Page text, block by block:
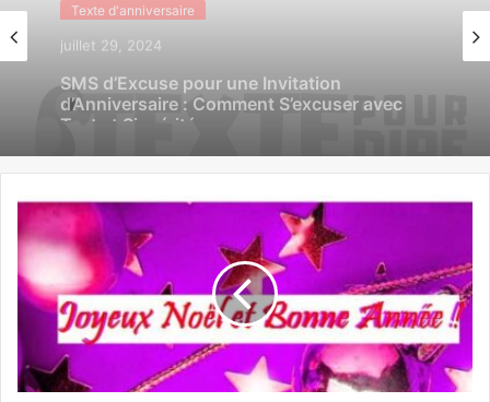
Texte d'anniversaire
juillet 29, 2024
SMS d’Excuse pour une Invitation
d’Anniversaire : Comment S’excuser avec
Tact et Sincérité
Texte d'anniversaire
juillet 29, 2024
SMS de Confirmation pour Invitation
d’Anniversaire : Guide Complet pour
Répondre avec Style et Efficacité